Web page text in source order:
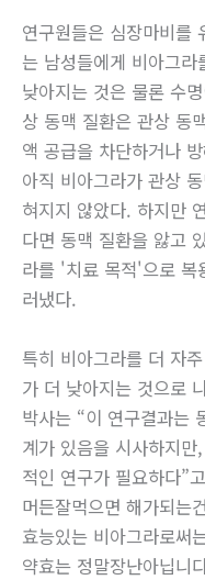
연구원들은 심장마비를
는 남성들에게 비아그
낮아지는 것은 물론 수
상 동맥 질환은 관상 동
액 공급을 차단하거나
아직 비아그라가 관상
혀지지 않았다. 하지만
다면 동맥 질환을 앓고
라를 '치료 목적'으로 복
러냈다.
특히 비아그라를 더 자
가 더 낮아지는 것으로
박사는 “이 연구결과는
계가 있음을 시사하지
적인 연구가 필요하다”
머든잘먹으면 해가되는
효능있는 비아그라로써
약효는 정말장난아닙니